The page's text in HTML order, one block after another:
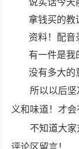
说实话今天
拿钱买的教
资料！配音
有一件是我
没有多大的
所以以后
义和味道！才会
不知道大
评论区留言！